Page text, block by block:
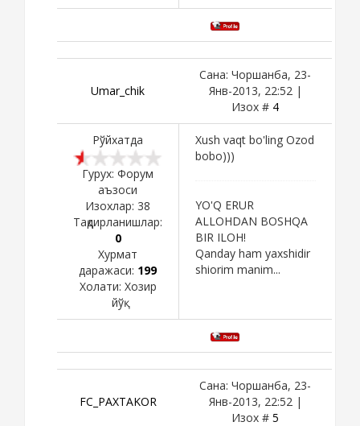
Umar_chik
Сана: Чоршанба, 23-
Янв-2013, 22:52 |
Изох # 4
Рўйхатда
Гурух: Форум
аъзоси
Изохлар: 38
Тақдирланишлар:
0
Хурмат
даражаси: 199
Холати: Хозир
йўқ
Xush vaqt bo'ling Ozod
bobo)))
YO'Q ERUR
ALLOHDAN BOSHQA
BIR ILOH!
Qanday ham yaxshidir
shiorim manim...
FC_PAXTAKOR
Сана: Чоршанба, 23-
Янв-2013, 22:52 |
Изох # 5